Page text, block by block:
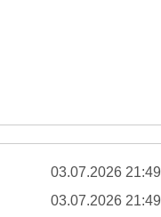
03.07.2026 21:49
03.07.2026 21:49